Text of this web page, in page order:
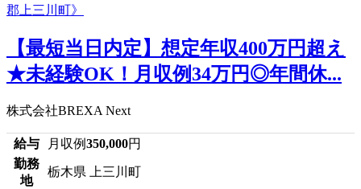
【最短当日内定】想定年収400万円超え
★未経験OK！月収例34万円◎年間休...
株式会社BREXA Next
給与 月収例350,000円
勤務
地
栃木県 上三川町